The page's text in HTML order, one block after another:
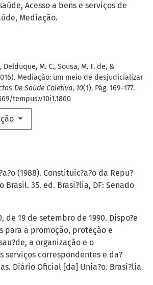
Acesso a bens e serviços de
Mediação.
M. C., Sousa, M. F. de, &
Mediação: um meio de desjudicializar
De Saúde Coletiva, 10(1), Pág. 169–177.
tempus.v10i1.1860
(1988). Constituic?a?o da Repu?
Brasil. 35. ed. Brasi?lia, DF: Senado
de 19 de setembro de 1990. Dispo?e
para a promoção, proteção e
a organização e o
serviços correspondentes e da?
Diário Oficial [da] Unia?o. Brasi?lia